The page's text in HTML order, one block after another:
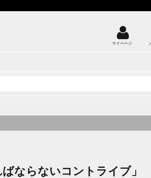
マイページ
ならないコントライブ」